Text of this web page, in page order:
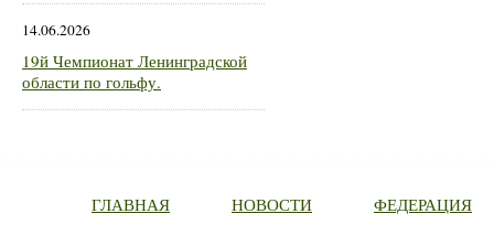
14.06.2026
19й Чемпионат Ленинградской
области по гольфу.
ГЛАВНАЯ НОВОСТИ ФЕДЕРАЦИЯ